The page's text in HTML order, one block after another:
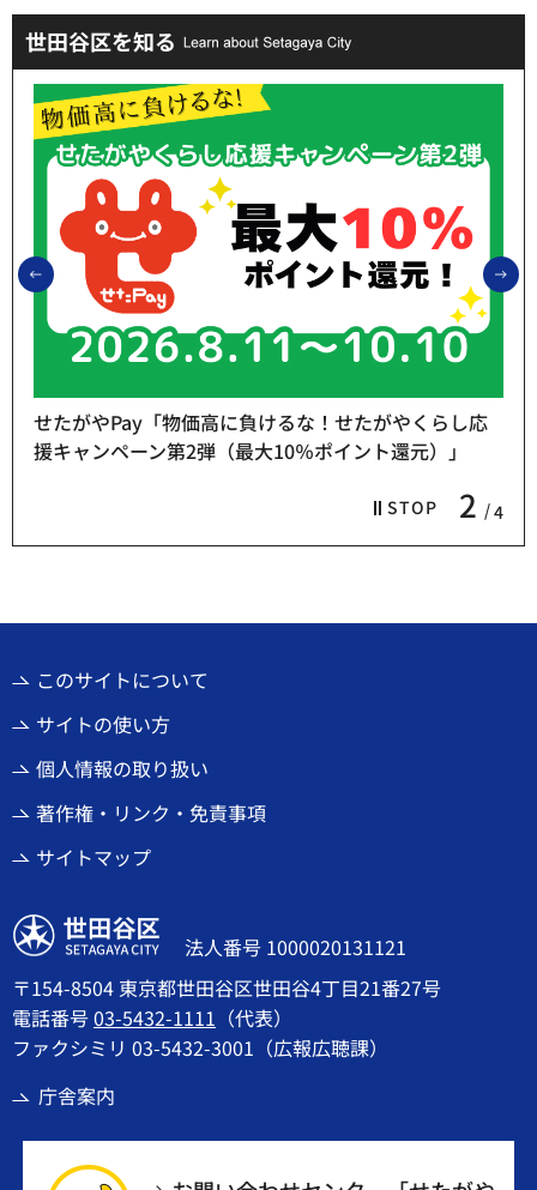
世田谷区を知る
前のスライドを表示
STOP 2 4
せたがやPay「物価高に負けるな！せたがやくらし応
援キャンペーン第2弾（最大10％ポイント還元）」
このサイトについて
サイトの使い方
個人情報の取り扱い
著作権・リンク・免責事項
サイトマップ
世田谷区
法人番号 1000020131121
〒154-8504 東京都世田谷区世田谷4丁目21番27号
電話番号03-5432-1111 （代表）
ファクシミリ 03-5432-3001（広報広聴課）
庁舎案内